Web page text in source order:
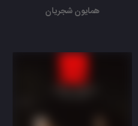
همایون شجریان